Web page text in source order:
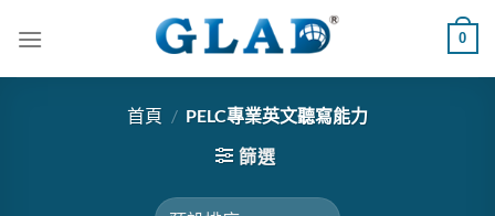
0
首頁 / PELC專業英文聽寫能力
篩選